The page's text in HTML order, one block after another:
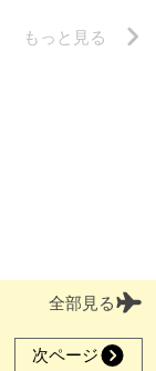
もっと見る
全部見る
次ページ